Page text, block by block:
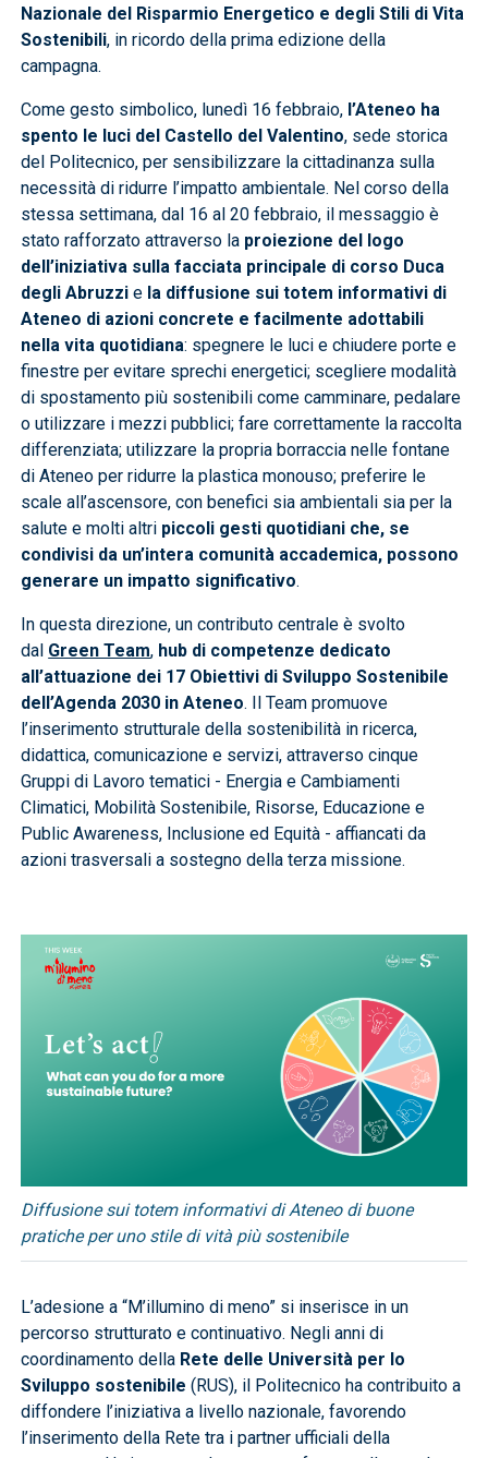
Nazionale del Risparmio Energetico e degli Stili di Vita
Sostenibili, in ricordo della prima edizione della
campagna.
Come gesto simbolico, lunedì 16 febbraio, l’Ateneo ha
spento le luci del Castello del Valentino, sede storica
del Politecnico, per sensibilizzare la cittadinanza sulla
necessità di ridurre l’impatto ambientale. Nel corso della
stessa settimana, dal 16 al 20 febbraio, il messaggio è
stato rafforzato attraverso la proiezione del logo
dell’iniziativa sulla facciata principale di corso Duca
degli Abruzzi e la diffusione sui totem informativi di
Ateneo di azioni concrete e facilmente adottabili
nella vita quotidiana: spegnere le luci e chiudere porte e
finestre per evitare sprechi energetici; scegliere modalità
di spostamento più sostenibili come camminare, pedalare
o utilizzare i mezzi pubblici; fare correttamente la raccolta
differenziata; utilizzare la propria borraccia nelle fontane
di Ateneo per ridurre la plastica monouso; preferire le
scale all’ascensore, con benefici sia ambientali sia per la
salute e molti altri piccoli gesti quotidiani che, se
condivisi da un’intera comunità accademica, possono
generare un impatto significativo.
In questa direzione, un contributo centrale è svolto
dal Green Team, hub di competenze dedicato
all’attuazione dei 17 Obiettivi di Sviluppo Sostenibile
dell’Agenda 2030 in Ateneo. Il Team promuove
l’inserimento strutturale della sostenibilità in ricerca,
didattica, comunicazione e servizi, attraverso cinque
Gruppi di Lavoro tematici - Energia e Cambiamenti
Climatici, Mobilità Sostenibile, Risorse, Educazione e
Public Awareness, Inclusione ed Equità - affiancati da
azioni trasversali a sostegno della terza missione.
Immagine
Diffusione sui totem informativi di Ateneo di buone
pratiche per uno stile di vità più sostenibile
L’adesione a “M’illumino di meno” si inserisce in un
percorso strutturato e continuativo. Negli anni di
coordinamento della Rete delle Università per lo
Sviluppo sostenibile (RUS), il Politecnico ha contribuito a
diffondere l’iniziativa a livello nazionale, favorendo
l’inserimento della Rete tra i partner ufficiali della